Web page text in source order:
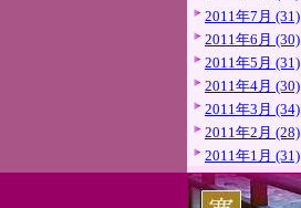
2011年7月 (31)
2011年6月 (30)
2011年5月 (31)
2011年4月 (30)
2011年3月 (34)
2011年2月 (28)
2011年1月 (31)